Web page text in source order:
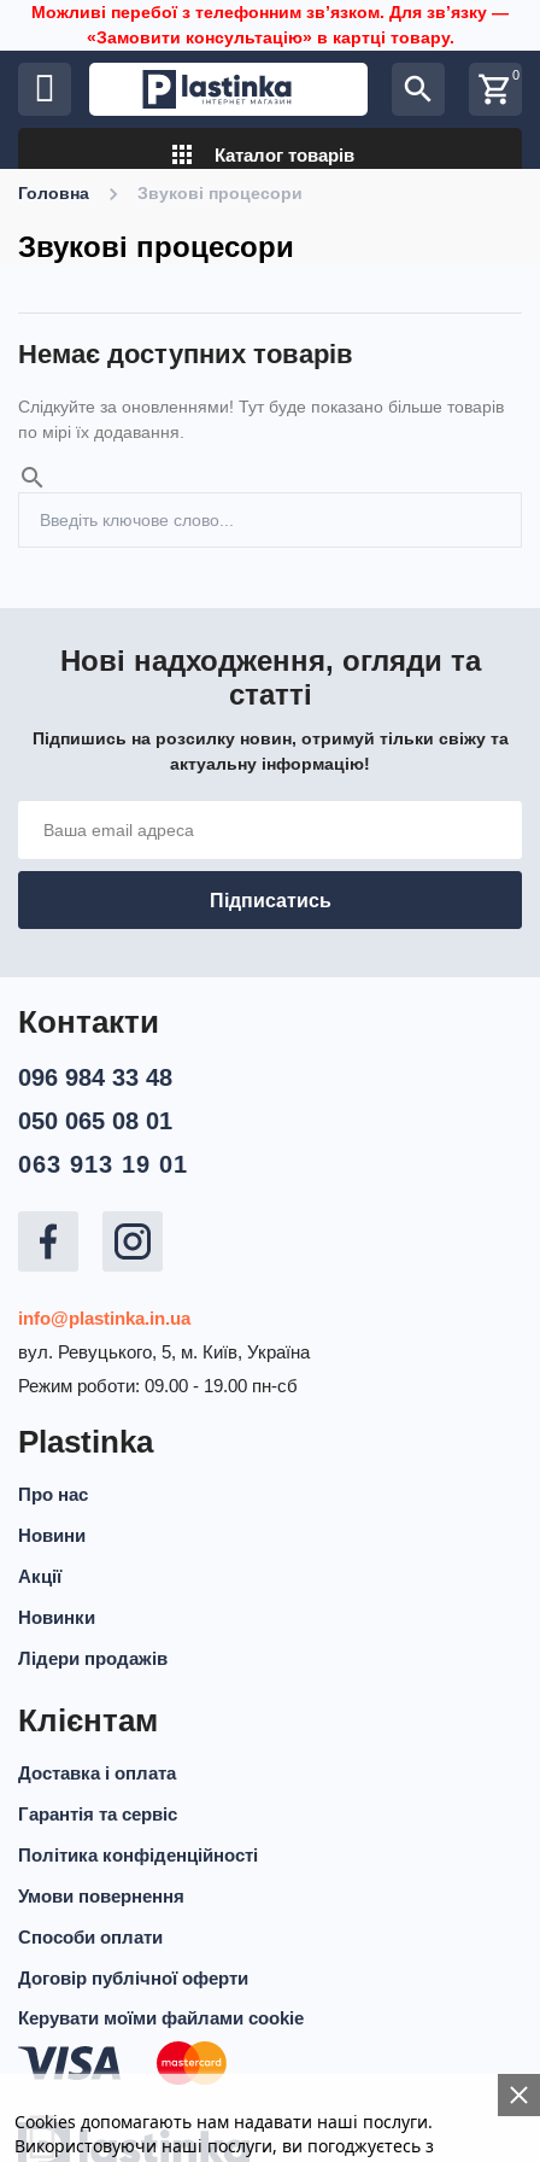
Можливі перебої з телефонним звʼязком. Для звʼязку —
«Замовити консультацію» в картці товару.
search shopping_cart0
apps Каталог товарів
Головна Звукові процесори
Звукові процесори
Немає доступних товарів
Слідкуйте за оновленнями! Тут буде показано більше товарів
по мірі їх додавання.
search
Нові надходження, огляди та
статті
Підпишись на розсилку новин, отримуй тільки свіжу та
актуальну інформацію!
Cookies допомагають нам надавати наші послуги.
Використовуючи наші послуги, ви погоджуєтесь з
Plastinka
Про нас
Новини
Акції
Новинки
Лідери продажів
Клієнтам
Доставка і оплата
Гарантія та сервіс
Політика конфіденційності
Умови повернення
Способи оплати
Договір публічної оферти
Керувати моїми файлами cookie
Контакти
info@plastinka.in.ua
вул. Ревуцького, 5, м. Київ, Україна
Режим роботи: 09.00 - 19.00 пн-сб
096 984 33 48
050 065 08 01
063 913 19 01
СВЯЗИ